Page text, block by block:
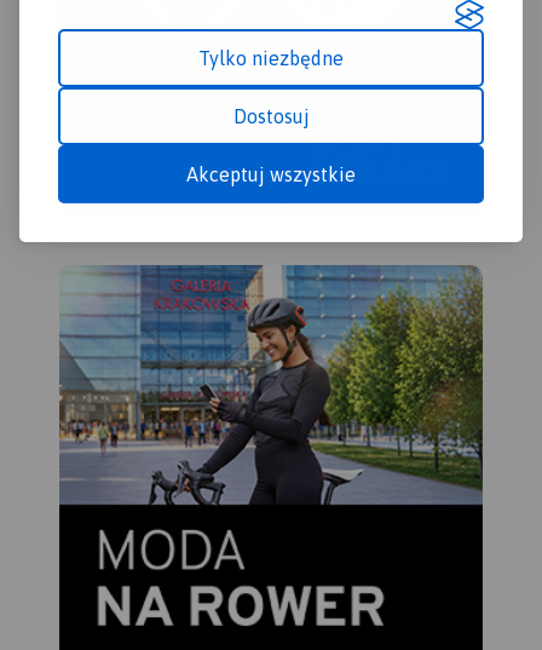
Tylko niezbędne
Dostosuj
Akceptuj wszystkie
obecnych powiatów
tczewskiego i północnej